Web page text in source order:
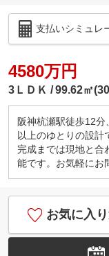
支払いシミュレ
4580万円
3ＬＤＫ 99.62㎡
阪神杭瀬駅徒歩12
以上のゆとりの設計
完成までは現地と合
能です。お気軽にお
お気に入